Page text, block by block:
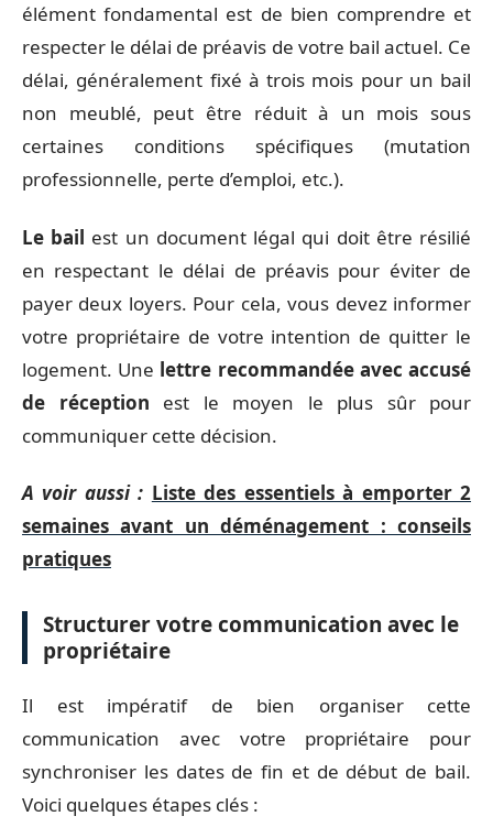
élément fondamental est de bien comprendre et
respecter le délai de préavis de votre bail actuel. Ce
délai, généralement fixé à trois mois pour un bail
non meublé, peut être réduit à un mois sous
certaines conditions spécifiques (mutation
professionnelle, perte d’emploi, etc.).
Le bail est un document légal qui doit être résilié
en respectant le délai de préavis pour éviter de
payer deux loyers. Pour cela, vous devez informer
votre propriétaire de votre intention de quitter le
logement. Une lettre recommandée avec accusé
de réception est le moyen le plus sûr pour
communiquer cette décision.
A voir aussi : Liste des essentiels à emporter 2
semaines avant un déménagement : conseils
pratiques
Structurer votre communication avec le
propriétaire
Il est impératif de bien organiser cette
communication avec votre propriétaire pour
synchroniser les dates de fin et de début de bail.
Voici quelques étapes clés :